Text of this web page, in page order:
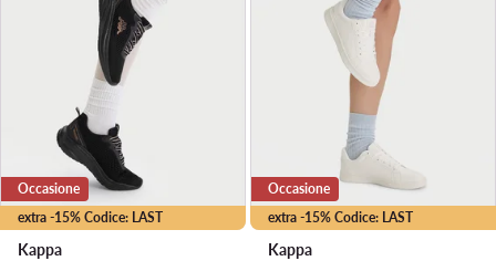
extra -15% Codice: LAST
Occasione
Kappa
extra -15% Codice: LAST
Occasione
Kappa